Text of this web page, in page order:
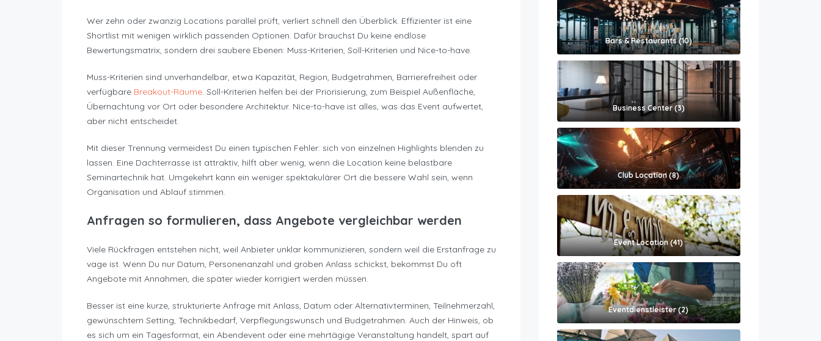
Wer zehn oder zwanzig Locations parallel prüft, verliert schnell den Überblick. Effizienter ist eine
Shortlist mit wenigen wirklich passenden Optionen. Dafür brauchst Du keine endlose
Bewertungsmatrix, sondern drei saubere Ebenen: Muss-Kriterien, Soll-Kriterien und Nice-to-have.
Muss-Kriterien sind unverhandelbar, etwa Kapazität, Region, Budgetrahmen, Barrierefreiheit oder
verfügbare Breakout-Räume. Soll-Kriterien helfen bei der Priorisierung, zum Beispiel Außenfläche,
Übernachtung vor Ort oder besondere Architektur. Nice-to-have ist alles, was das Event aufwertet,
aber nicht entscheidet.
Mit dieser Trennung vermeidest Du einen typischen Fehler: sich von einzelnen Highlights blenden zu
lassen. Eine Dachterrasse ist attraktiv, hilft aber wenig, wenn die Location keine belastbare
Seminartechnik hat. Umgekehrt kann ein weniger spektakulärer Ort die bessere Wahl sein, wenn
Organisation und Ablauf stimmen.
Anfragen so formulieren, dass Angebote vergleichbar werden
Viele Rückfragen entstehen nicht, weil Anbieter unklar kommunizieren, sondern weil die Erstanfrage zu
vage ist. Wenn Du nur Datum, Personenanzahl und groben Anlass schickst, bekommst Du oft
Angebote mit Annahmen, die später wieder korrigiert werden müssen.
Besser ist eine kurze, strukturierte Anfrage mit Anlass, Datum oder Alternativterminen, Teilnehmerzahl,
gewünschtem Setting, Technikbedarf, Verpflegungswunsch und Budgetrahmen. Auch der Hinweis, ob
es sich um ein Tagesformat, ein Abendevent oder eine mehrtägige Veranstaltung handelt, spart auf
Bars & Restaurants (10)
Business Center (3)
Club Location (8)
Event Location (41)
Eventdienstleister (2)